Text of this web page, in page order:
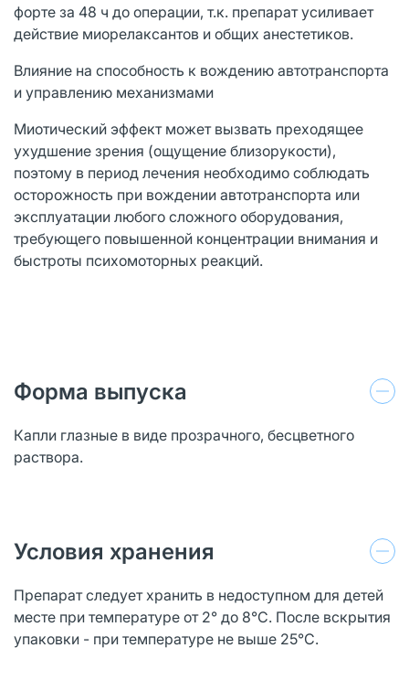
форте за 48 ч до операции, т.к. препарат усиливает
действие миорелаксантов и общих анестетиков.
Влияние на способность к вождению автотранспорта
и управлению механизмами
Миотический эффект может вызвать преходящее
ухудшение зрения (ощущение близорукости),
поэтому в период лечения необходимо соблюдать
осторожность при вождении автотранспорта или
эксплуатации любого сложного оборудования,
требующего повышенной концентрации внимания и
быстроты психомоторных реакций.
Форма выпуска
Капли глазные в виде прозрачного, бесцветного
раствора.
Условия хранения
Препарат следует хранить в недоступном для детей
месте при температуре от 2° до 8°C. После вскрытия
упаковки - при температуре не выше 25°С.